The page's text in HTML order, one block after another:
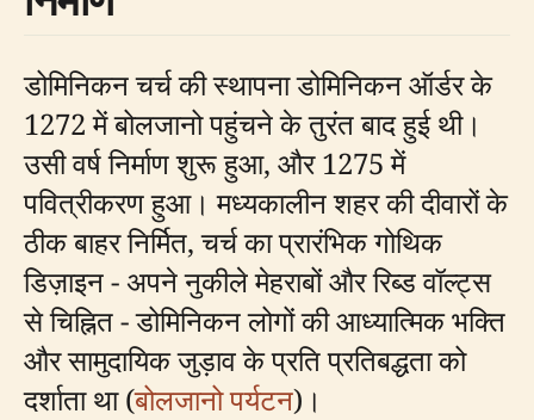
डोमिनिकन चर्च की स्थापना डोमिनिकन ऑर्डर के
1272 में बोलजानो पहुंचने के तुरंत बाद हुई थी।
उसी वर्ष निर्माण शुरू हुआ, और 1275 में
पवित्रीकरण हुआ। मध्यकालीन शहर की दीवारों के
ठीक बाहर निर्मित, चर्च का प्रारंभिक गोथिक
डिज़ाइन - अपने नुकीले मेहराबों और रिब्ड वॉल्ट्स
से चिह्नित - डोमिनिकन लोगों की आध्यात्मिक भक्ति
और सामुदायिक जुड़ाव के प्रति प्रतिबद्धता को
दर्शाता था (बोलजानो पर्यटन)।